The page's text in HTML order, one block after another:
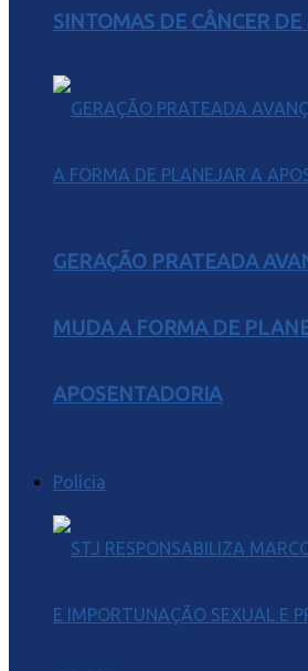
SINTOMAS DE CÂNCER
GERAÇÃO PRATEADA
MUDA A FORMA DE
APOSENTADORIA
Polícia